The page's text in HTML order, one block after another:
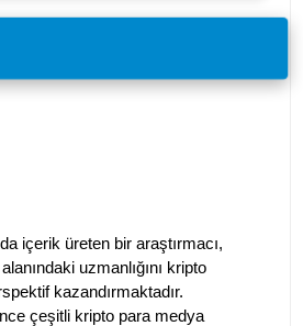
içerik üreten bir araştırmacı,
uzmanlığını kripto
kazandırmaktadır.
çeşitli kripto para medya